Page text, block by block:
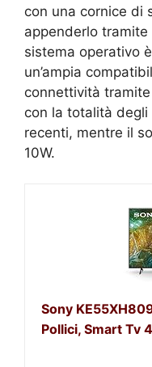
con una cornice di
appenderlo
sistema operativo
un’ampia
connettività
con la totalità
recenti, mentre il
10W.
Sony
Pollici, Smart Tv